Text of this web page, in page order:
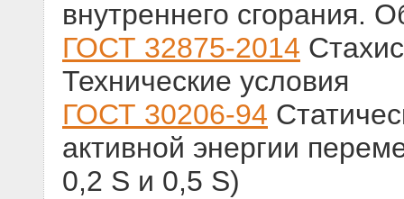
внутреннего сгорания.
ГОСТ 32875-2014
Технические условия
ГОСТ 30206-94
активной энергии
0,2 S и 0,5 S)